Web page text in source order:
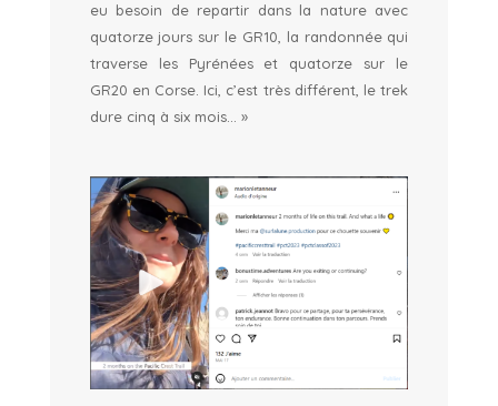
eu besoin de repartir dans la nature avec
quatorze jours sur le GR10, la randonnée qui
traverse les Pyrénées et quatorze sur le
GR20 en Corse. Ici, c’est très différent, le trek
dure cinq à six mois… »